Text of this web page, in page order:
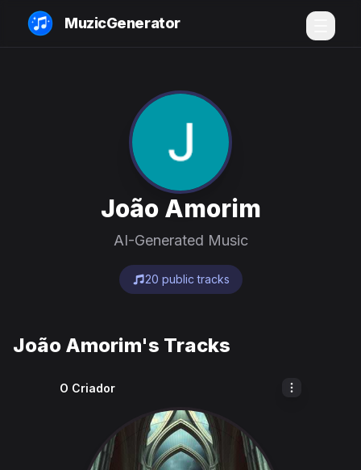
MuzicGenerator
João Amorim
AI-Generated Music
20 public tracks
João Amorim's Tracks
O Criador